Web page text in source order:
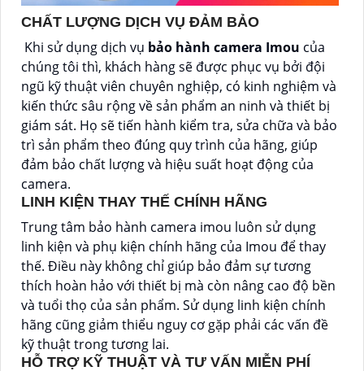
CHẤT LƯỢNG DỊCH VỤ ĐẢM BẢO
Khi sử dụng dịch vụ bảo hành camera Imou của
chúng tôi thì, khách hàng sẽ được phục vụ bởi đội
ngũ kỹ thuật viên chuyên nghiệp, có kinh nghiệm và
kiến thức sâu rộng về sản phẩm an ninh và thiết bị
giám sát. Họ sẽ tiến hành kiểm tra, sửa chữa và bảo
trì sản phẩm theo đúng quy trình của hãng, giúp
đảm bảo chất lượng và hiệu suất hoạt động của
camera.
LINH KIỆN THAY THẾ CHÍNH HÃNG
Trung tâm bảo hành camera imou luôn sử dụng
linh kiện và phụ kiện chính hãng của Imou để thay
thế. Điều này không chỉ giúp bảo đảm sự tương
thích hoàn hảo với thiết bị mà còn nâng cao độ bền
và tuổi thọ của sản phẩm. Sử dụng linh kiện chính
hãng cũng giảm thiểu nguy cơ gặp phải các vấn đề
kỹ thuật trong tương lai.
HỖ TRỢ KỸ THUẬT VÀ TƯ VẤN MIỄN PHÍ